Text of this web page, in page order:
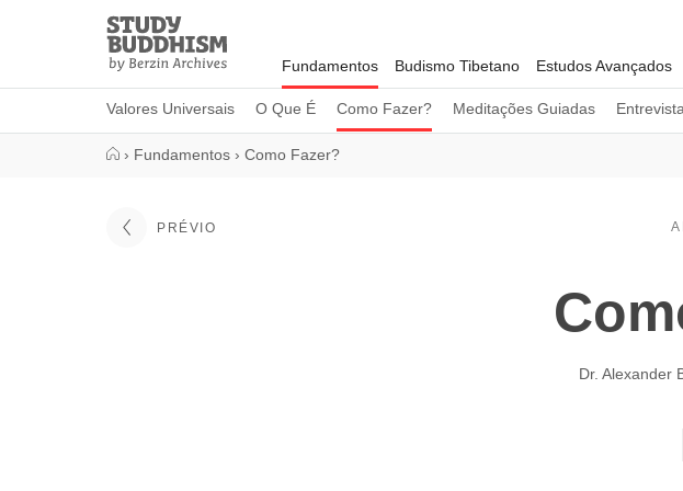
Study
Buddhism
Home
Fundamentos
Valores Universais O Que É Como Fazer? Meditações Guiadas
Budismo Tibetano Estudos Avançados
› Fundamentos › Como Fazer?
PRÉVIO
Dr. Alexander